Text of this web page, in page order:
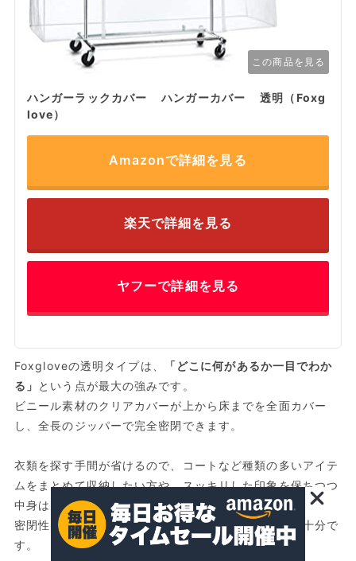
この商品を見る
ハンガーラックカバー ハンガーカバー 透明（Foxg
love）
Amazonで詳細を見る
楽天で詳細を見る
ヤフーで詳細を見る
Foxgloveの透明タイプは、
「どこに何があるか一目でわか
る」
という点が最大の強みです。
ビニール素材のクリアカバーが上から床までを全面カバー
し、全長のジッパーで完全密閉できます。
衣類を探す手間が省けるので、コートなど種類の多いアイテ
ムをまとめて収納したい方や、スッキリした印象を保ちつつ
中身は見えていても構わない方に向いています。
密閉性も高いため、ホコリ・匂い対策としての効果も十分で
す。